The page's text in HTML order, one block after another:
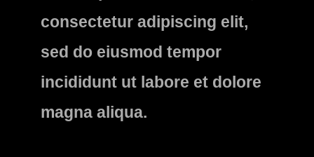
consectetur adipiscing elit,
sed do eiusmod tempor
incididunt ut labore et dolore
magna aliqua.